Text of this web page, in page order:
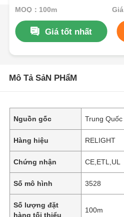
MOQ：100m
Giá tốt nhất
Mô Tả SảN PHẩM
Nguồn gốc Trung Quốc
Hàng hiệu RELIGHT
Chứng nhận CE,ETL,UL
Số mô hình 3528
Số lượng đặt
hàng tối thiểu
100m